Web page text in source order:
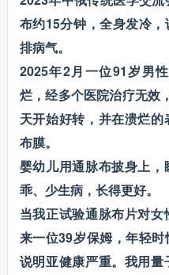
布约15分钟，全身发冷
排病气。
2025年2月一位91岁男
烂，经多个医院治疗无效
天开始好转，并在溃烂
布膜。
婴幼儿用通脉布披身上
乖、少生病，长得更好。
当我正试验通脉布片对
来一位39岁保姆，年轻时
说明亚健康严重。我用量